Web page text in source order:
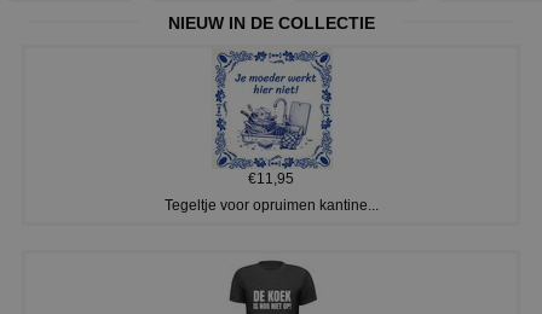
NIEUW IN DE COLLECTIE
€11,95
Tegeltje voor opruimen kantine...